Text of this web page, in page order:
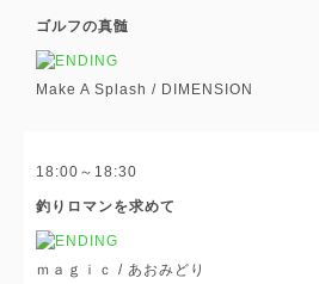
ゴルフの真髄
Make A Splash / DIMENSION
18:00～18:30
釣りロマンを求めて
ｍａｇｉｃ / あおみどり